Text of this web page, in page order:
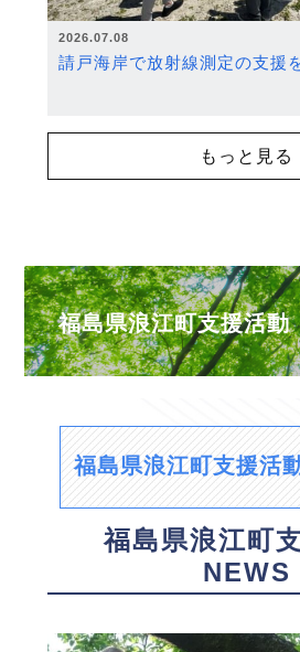
2026.07.08
請戸海岸で放射線測定の支援
もっと見る
福島県浪江町支援活動
福島県浪江町支援活
福島県浪江町
NEWS